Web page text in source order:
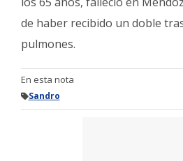
de haber recibido un doble
pulmones.
En esta nota
Sandro